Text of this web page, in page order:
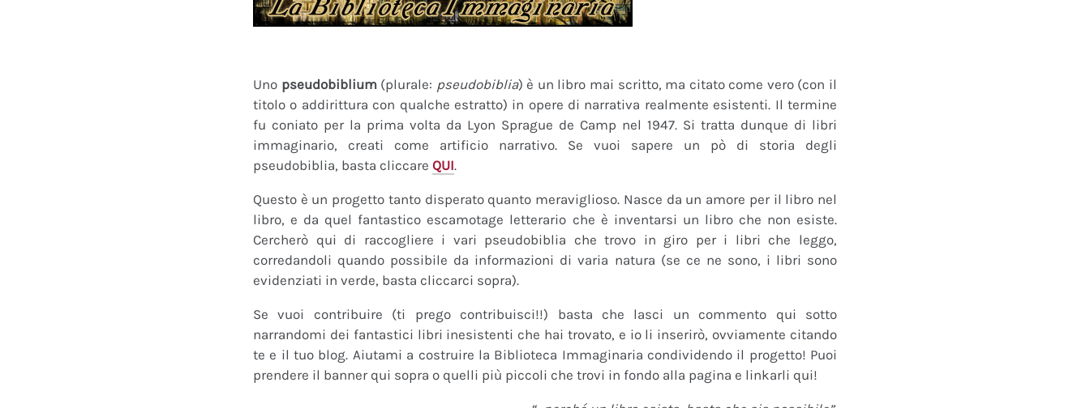
Uno pseudobiblium(plurale: pseudobiblia) è un libro mai scritto, ma citato come vero (con il
titolo o addirittura con qualche estratto) in opere di narrativa realmente esistenti. Il termine
fu coniato per la prima volta da Lyon Sprague de Camp nel 1947. Si tratta dunque di libri
immaginario, creati come artificio narrativo. Se vuoi sapere un pò di storia degli
pseudobiblia, basta cliccare QUI.
Questo è un progetto tanto disperato quanto meraviglioso. Nasce da un amore per il libro nel
libro, e da quel fantastico escamotage letterario che è inventarsi un libro che non esiste.
Cercherò qui di raccogliere i vari pseudobiblia che trovo in giro per i libri che leggo,
corredandoli quando possibile da informazioni di varia natura (se ce ne sono, i libri sono
evidenziati in verde, basta cliccarci sopra).
Se vuoi contribuire (ti prego contribuisci!!) basta che lasci un commento qui sotto
narrandomi dei fantastici libri inesistenti che hai trovato, e io li inserirò, ovviamente citando
te e il tuo blog. Aiutami a costruire la Biblioteca Immaginaria condividendo il progetto! Puoi
prendere il banner qui sopra o quelli più piccoli che trovi in fondo alla pagina e linkarli qui!